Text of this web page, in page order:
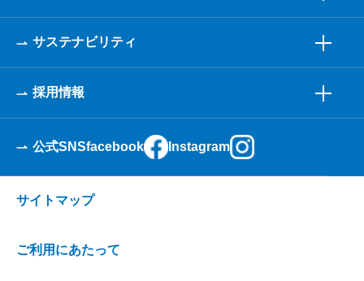
サステナビリティ
採用情報
公式SNSfacebook Instagram
サイトマップ
ご利用にあたって